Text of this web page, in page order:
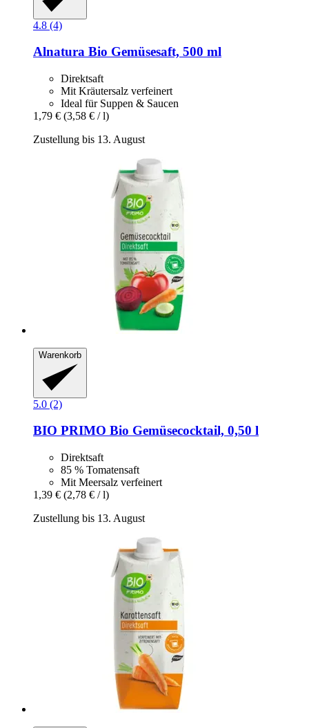
4.8 (4)
Alnatura Bio Gemüsesaft, 500 ml
Direktsaft
Mit Kräutersalz verfeinert
Ideal für Suppen & Saucen
1,79 € (3,58 € / l)
Zustellung bis 13. August
Warenkorb
5.0 (2)
BIO PRIMO Bio Gemüsecocktail, 0,50 l
Direktsaft
85 % Tomatensaft
Mit Meersalz verfeinert
1,39 € (2,78 € / l)
Zustellung bis 13. August